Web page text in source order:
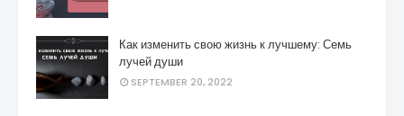
Как изменить свою жизнь к лучшему: Семь
лучей души
SEPTEMBER 20, 2022